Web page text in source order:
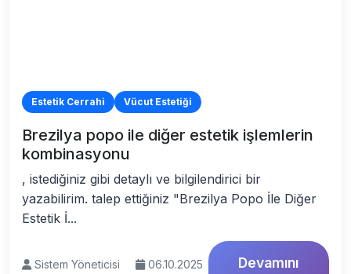
Estetik Cerrahi Vücut Estetiği
Brezilya popo ile diğer estetik işlemlerin
kombinasyonu
, istediğiniz gibi detaylı ve bilgilendirici bir
yazabilirim. talep ettiğiniz "Brezilya Popo İle Diğer
Estetik İ...
Sistem Yöneticisi
06.10.2025
Devamını